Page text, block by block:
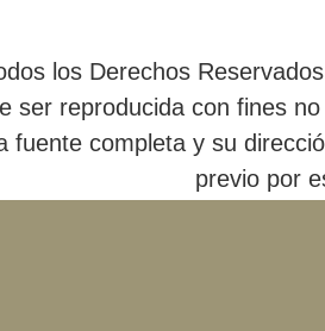
los Derechos
ser reproducida con fines
fuente completa y su
previo por